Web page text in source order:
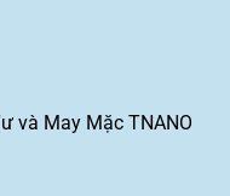
và May Mặc TNANO